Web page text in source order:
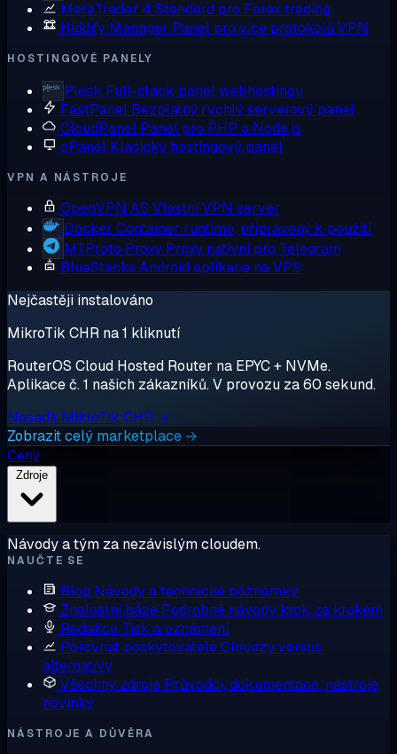
MetaTrader 4 Standard pro Forex trading
Hiddify Manager Panel pro více protokolů VPN
HOSTINGOVÉ PANELY
Plesk Full-stack panel webhostingu
FastPanel Bezplatný rychlý serverový panel
CloudPanel Panel pro PHP a Node.js
cPanel Klasický hostingový panel
VPN A NÁSTROJE
OpenVPN AS Vlastní VPN server
Docker Container runtime, připravený k použití
MTProto Proxy Proxy nativní pro Telegram
BlueStacks Android aplikace na VPS
Nejčastěji instalováno
MikroTik CHR na 1 kliknutí
RouterOS Cloud Hosted Router na EPYC + NVMe.
Aplikace č. 1 našich zákazníků. V provozu za 60 sekund.
Nasadit MikroTik CHR →
Zobrazit celý marketplace →
Ceny
Návody a tým za nezávislým cloudem.
NAUČTE SE
Blog Návody a technické poznámky
Znalostní báze Podrobné návody krok za krokem
Redakce Tisk a oznámení
Porovnat poskytovateleCloudzy versus
alternativy
Všechny zdroje Průvodci, dokumentace, nástroje,
novinky
NÁSTROJE A DŮVĚRA